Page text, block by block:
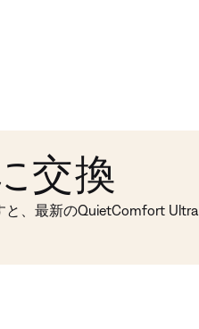
交換
、最新のQuietComfort Ultra